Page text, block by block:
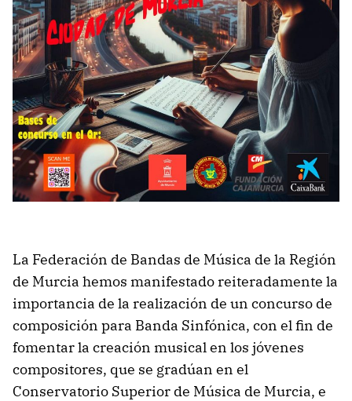
La Federación de Bandas de Música de la Región
de Murcia hemos manifestado reiteradamente la
importancia de la realización de un concurso de
composición para Banda Sinfónica, con el fin de
fomentar la creación musical en los jóvenes
compositores, que se gradúan en el
Conservatorio Superior de Música de Murcia, e